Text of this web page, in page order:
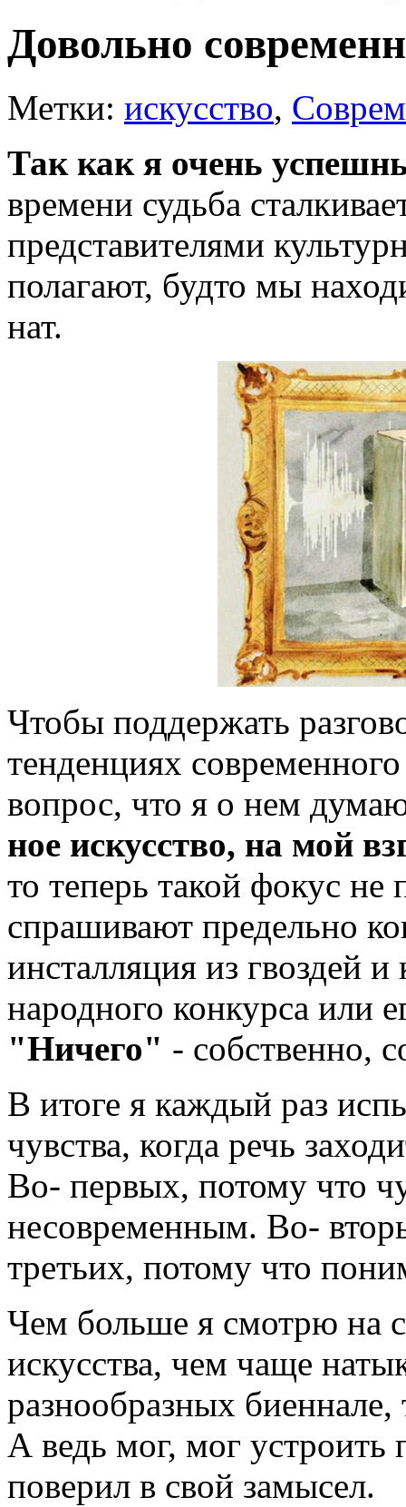
Довольно
Метки: искусство,
Так как я очень
времени судьба
представителями
полагают, буд­то мы
нат.
Чтобы поддержать
тенденциях
вопрос, что я о нем
ное искусство, на мой
то теперь такой фокус
спрашивают предельно
инсталля­ция из гвоздей
народного конкурса или
"Ничего" - собственно,
В итоге я каждый раз
чувства, когда речь
Во- первых, потому что
несовременным. Во-
третьих, потому что
Чем больше я смотрю на
искусства, чем чаще
разнообразных
А ведь мог, мог
поверил в свой замысел.